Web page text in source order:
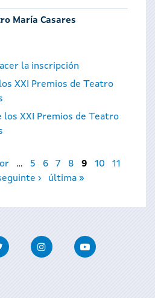
María Casares
la inscripción
XXI Premios de Teatro
los XXI Premios de Teatro
… 5 6 7 8 9 10
11
› última »
Twitter InstagramYoutube